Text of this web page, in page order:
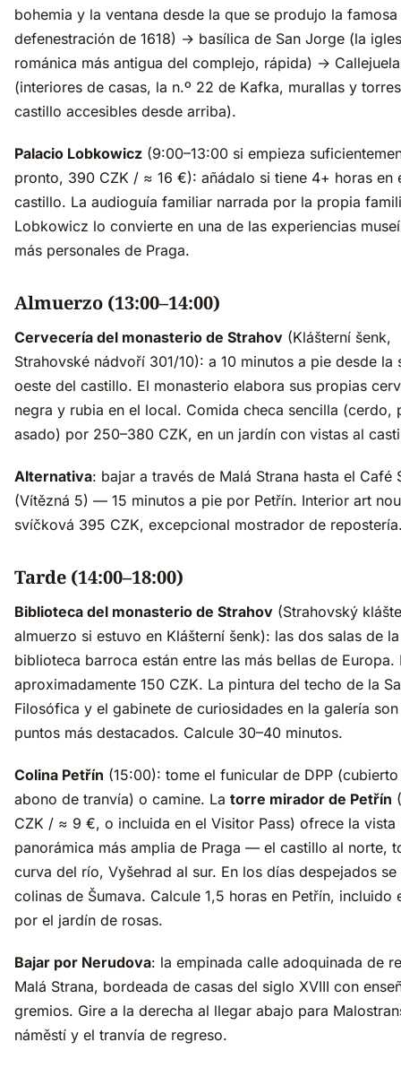
bohemia y la ventana desde la que se produjo la famosa
defenestración de 1618) → basílica de San Jorge (la
románica más antigua del complejo, rápida) →
(interiores de casas, la n.º 22 de Kafka, murallas y
castillo accesibles desde arriba).
Palacio Lobkowicz (9:00–13:00 si empieza
pronto, 390 CZK / ≈ 16 €): añádalo si tiene 4+ horas en
castillo. La audioguía familiar narrada por la propia
Lobkowicz lo convierte en una de las experiencias
más personales de Praga.
Almuerzo (13:00–14:00)
Cervecería del monasterio de Strahov (Klášterní šenk,
Strahovské nádvoří 301/10): a 10 minutos a pie desde la
oeste del castillo. El monasterio elabora sus propias
negra y rubia en el local. Comida checa sencilla (cerdo,
asado) por 250–380 CZK, en un jardín con vistas al
Alternativa: bajar a través de Malá Strana hasta el Café
(Vítězná 5) — 15 minutos a pie por Petřín. Interior art
svíčková 395 CZK, excepcional mostrador de
Tarde (14:00–18:00)
Biblioteca del monasterio de Strahov (Strahovský
almuerzo si estuvo en Klášterní šenk): las dos salas de la
biblioteca barroca están entre las más bellas de Europa.
aproximadamente 150 CZK. La pintura del techo de la
Filosófica y el gabinete de curiosidades en la galería
puntos más destacados. Calcule 30–40 minutos.
Colina Petřín (15:00): tome el funicular de DPP
abono de tranvía) o camine. La torre mirador de Petřín
CZK / ≈ 9 €, o incluida en el Visitor Pass) ofrece la vista
panorámica más amplia de Praga — el castillo al norte,
curva del río, Vyšehrad al sur. En los días despejados se
colinas de Šumava. Calcule 1,5 horas en Petřín, incluido
por el jardín de rosas.
Bajar por Nerudova: la empinada calle adoquinada de
Malá Strana, bordeada de casas del siglo XVIII con
gremios. Gire a la derecha al llegar abajo para
náměstí y el tranvía de regreso.